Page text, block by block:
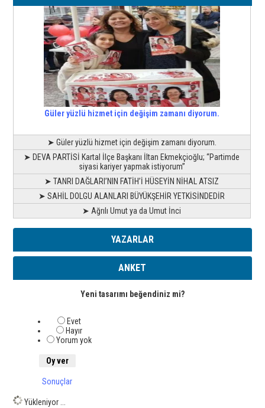
Güler yüzlü hizmet için değişim zamanı diyorum.
➤ Güler yüzlü hizmet için değişim zamanı diyorum.
➤ DEVA PARTİSİ Kartal İlçe Başkanı İltan Ekmekçioğlu; “Partimde
siyasi kariyer yapmak istiyorum”
➤ TANRI DAĞLARI’NIN FATİH’İ HÜSEYİN NİHAL ATSIZ
➤ SAHİL DOLGU ALANLARI BÜYÜKŞEHİR YETKİSİNDEDİR
➤ Ağrılı Umut ya da Umut İnci
YAZARLAR
ANKET
Yeni tasarımı beğendiniz mi?
Evet
Hayır
Yorum yok
Sonuçlar
Yükleniyor ...